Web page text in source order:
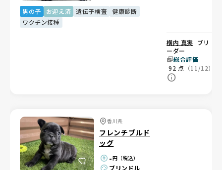
男の子 お迎え済 遺伝子検査
健康診断
ワクチン接種
横内 真実 ブリ
ーダー
総合評価
92 点 （11/12）
香川県
フレンチブルド
ッグ
-円（税込）
ブリンドル